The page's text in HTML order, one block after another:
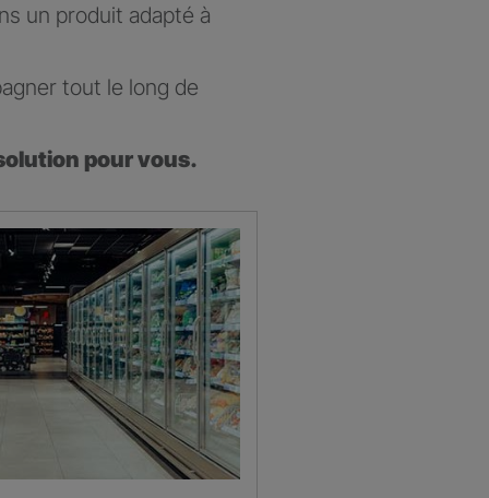
un produit adapté à
tout le long de
pour vous.